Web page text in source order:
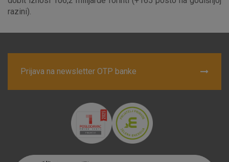
razini).
Prijava na newsletter OTP banke